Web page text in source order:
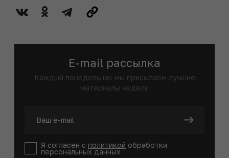
E-mail рассылка
Каждый понедельник мы присылаем лучшие
материалы недели
Я согласен с политикой обработки
персональных данных